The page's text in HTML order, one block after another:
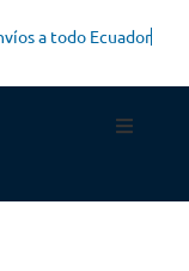
a todo Ecuador